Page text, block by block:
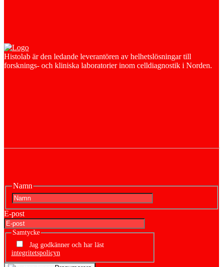
Histolab är den ledande leverantören av helhetslösningar till
forsknings- och kliniska laboratorier inom celldiagnostik i Norden.
Namn
E-post
Samtycke
Jag godkänner och har läst
integritetspolicyn